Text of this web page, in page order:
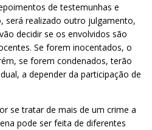
de testemunhas e
será realizado outro julgamento,
decidir se os envolvidos são
Se forem inocentados, o
se forem condenados, terão
a depender da participação de
se tratar de mais de um crime a
pode ser feita de diferentes